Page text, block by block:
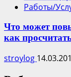
Работы/
Что может
как
stroylog